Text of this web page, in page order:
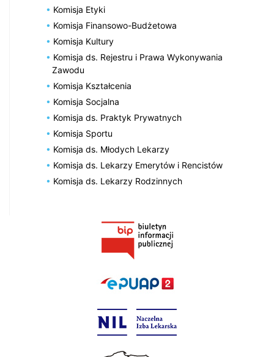
Komisja Etyki
Komisja Finansowo-Budżetowa
Komisja Kultury
Komisja ds. Rejestru i Prawa Wykonywania
Zawodu
Komisja Kształcenia
Komisja Socjalna
Komisja ds. Praktyk Prywatnych
Komisja Sportu
Komisja ds. Młodych Lekarzy
Komisja ds. Lekarzy Emerytów i Rencistów
Komisja ds. Lekarzy Rodzinnych